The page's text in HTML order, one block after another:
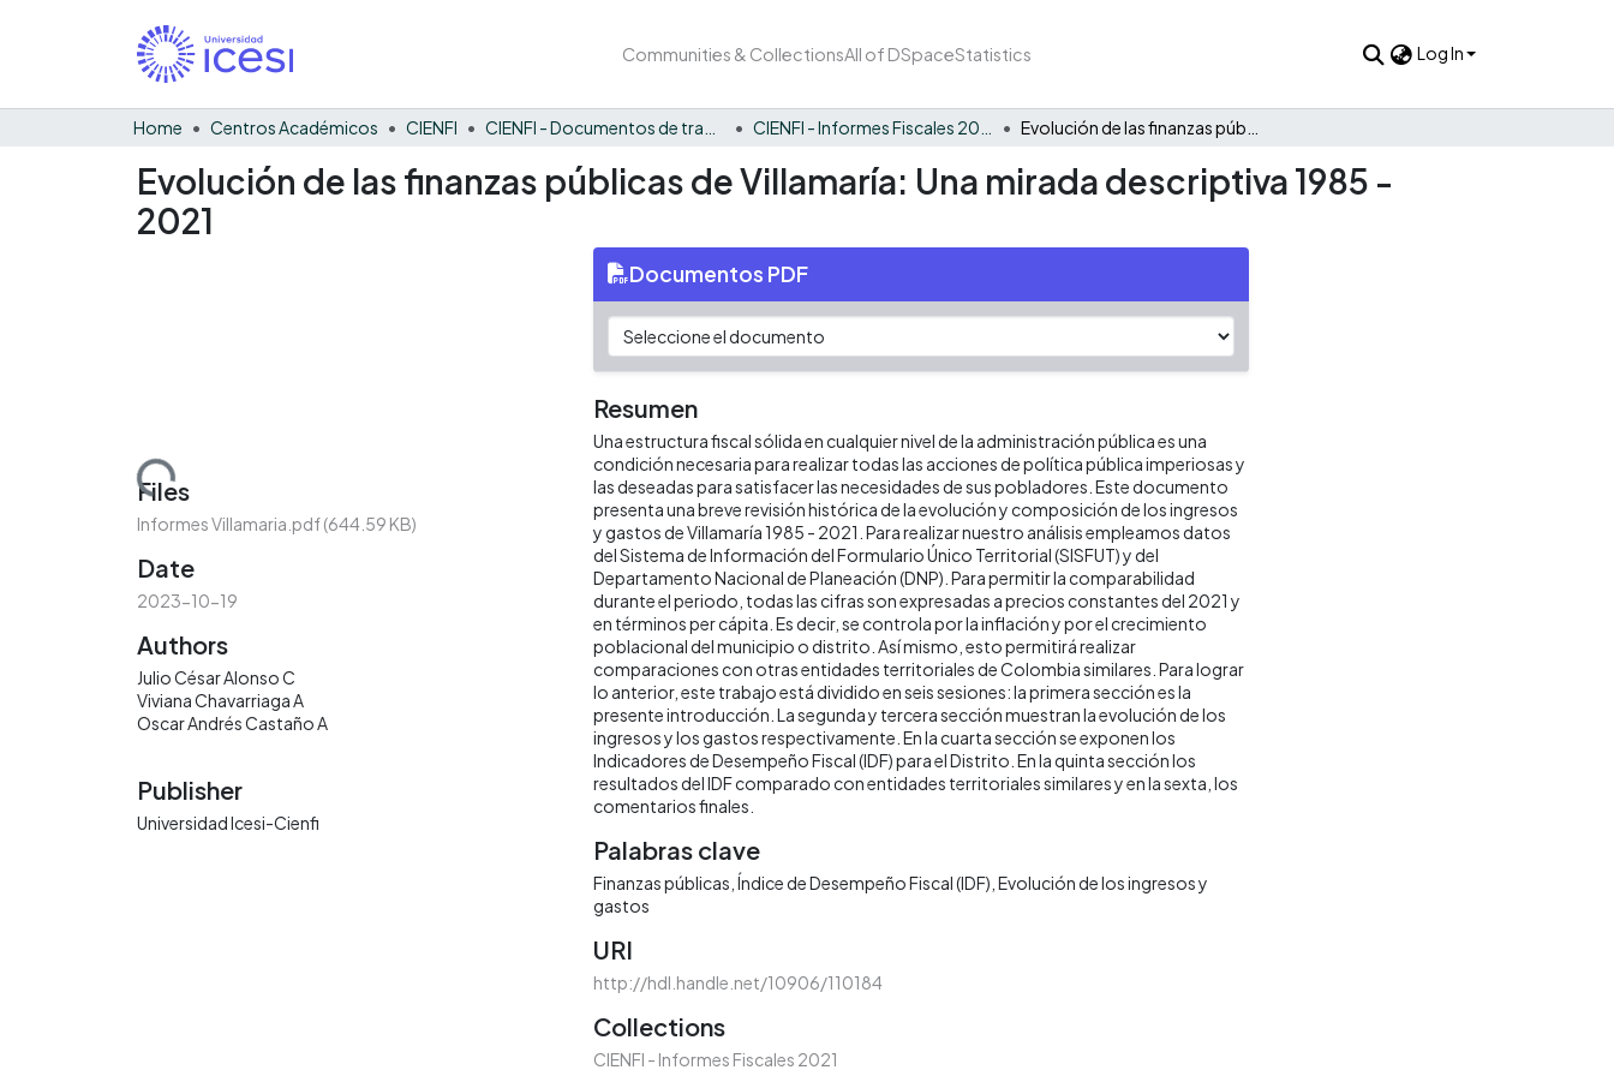
Communities & CollectionsAll of DSpaceStatistics Log In
Home Centros Académicos CIENFI
Evolución de las finanzas públicas de Villamaría: Una mirada descriptiva 1985 -
2021
Loading...
Files
Informes Villamaria.pdf(644.59 KB)
Date
2023-10-19
Authors
Julio César Alonso C
Viviana Chavarriaga A
Oscar Andrés Castaño A
Publisher
Universidad Icesi-Cienfi
Documentos PDF
Resumen
Una estructura fiscal sólida en cualquier nivel de la administración pública es una
condición necesaria para realizar todas las acciones de política pública imperiosas y
las deseadas para satisfacer las necesidades de sus pobladores. Este documento
presenta una breve revisión histórica de la evolución y composición de los ingresos
y gastos de Villamaría 1985 - 2021. Para realizar nuestro análisis empleamos datos
del Sistema de Información del Formulario Único Territorial (SISFUT) y del
Departamento Nacional de Planeación (DNP). Para permitir la comparabilidad
durante el periodo, todas las cifras son expresadas a precios constantes del 2021 y
en términos per cápita. Es decir, se controla por la inflación y por el crecimiento
poblacional del municipio o distrito. Así mismo, esto permitirá realizar
comparaciones con otras entidades territoriales de Colombia similares. Para lograr
lo anterior, este trabajo está dividido en seis sesiones: la primera sección es la
presente introducción. La segunda y tercera sección muestran la evolución de los
ingresos y los gastos respectivamente. En la cuarta sección se exponen los
Indicadores de Desempeño Fiscal (IDF) para el Distrito. En la quinta sección los
resultados del IDF comparado con entidades territoriales similares y en la sexta, los
comentarios finales.
Palabras clave
Finanzas públicas Índice de Desempeño Fiscal (IDF) Evolución de los ingresos y
gastos
URI
http://hdl.handle.net/10906/110184
Collections
CIENFI - Informes Fiscales 2021